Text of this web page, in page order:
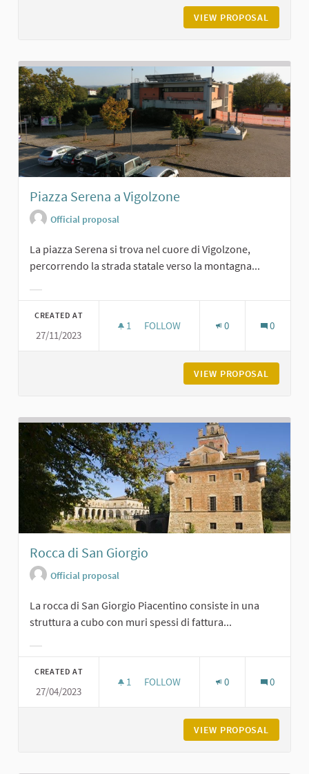
VIEW PROPOSAL
Piazza Serena a Vigolzone
Official proposal
La piazza Serena si trova nel cuore di Vigolzone,
percorrendo la strada statale verso la montagna...
CREATED AT
27/11/2023
1 1 FOLLOWER
FOLLOW 0 0
VIEW PROPOSAL
Rocca di San Giorgio
Official proposal
La rocca di San Giorgio Piacentino consiste in una
struttura a cubo con muri spessi di fattura...
CREATED AT
27/04/2023
1 1 FOLLOWER
FOLLOW 0 0
VIEW PROPOSAL